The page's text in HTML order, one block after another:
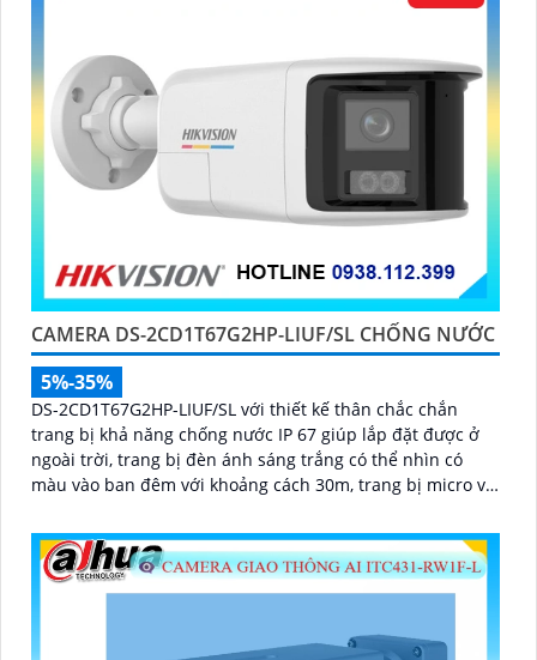
CAMERA DS-2CD1T67G2HP-LIUF/SL CHỐNG NƯỚC
5%-35%
DS-2CD1T67G2HP-LIUF/SL với thiết kế thân chắc chắn
trang bị khả năng chống nước IP 67 giúp lắp đặt được ở
ngoài trời, trang bị đèn ánh sáng trắng có thể nhìn có
màu vào ban đêm với khoảng cách 30m, trang bị micro và